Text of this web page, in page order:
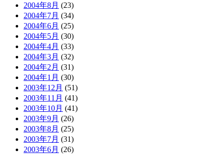
2004年8月 (23)
2004年7月 (34)
2004年6月 (25)
2004年5月 (30)
2004年4月 (33)
2004年3月 (32)
2004年2月 (31)
2004年1月 (30)
2003年12月 (51)
2003年11月 (41)
2003年10月 (41)
2003年9月 (26)
2003年8月 (25)
2003年7月 (31)
2003年6月 (26)